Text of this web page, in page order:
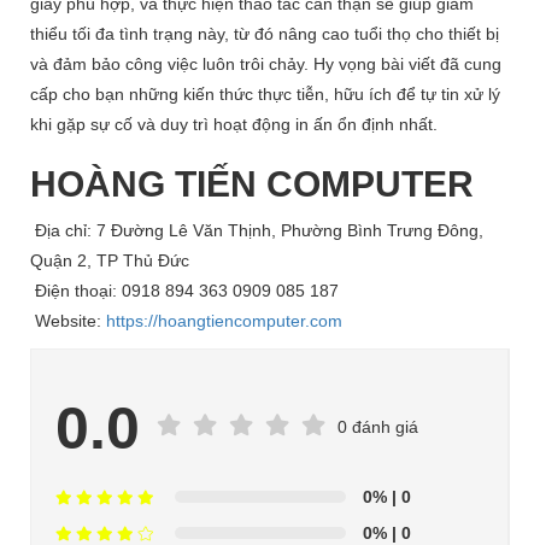
giấy phù hợp, và thực hiện thao tác cẩn thận sẽ giúp giảm
thiểu tối đa tình trạng này, từ đó nâng cao tuổi thọ cho thiết bị
và đảm bảo công việc luôn trôi chảy. Hy vọng bài viết đã cung
cấp cho bạn những kiến thức thực tiễn, hữu ích để tự tin xử lý
khi gặp sự cố và duy trì hoạt động in ấn ổn định nhất.
HOÀNG TIẾN COMPUTER
Địa chỉ: 7 Đường Lê Văn Thịnh, Phường Bình Trưng Đông,
Quận 2, TP Thủ Đức
Điện thoại: 0918 894 363 0909 085 187
Website: https://hoangtiencomputer.com
0.0 0 đánh giá
0% | 0
0% | 0